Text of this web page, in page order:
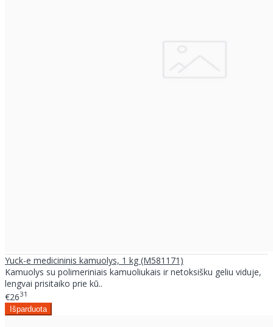
Yuck-e medicininis kamuolys, 1 kg (M581171)
Kamuolys su polimeriniais kamuoliukais ir netoksišku geliu viduje,
lengvai prisitaiko prie kū..
€2631